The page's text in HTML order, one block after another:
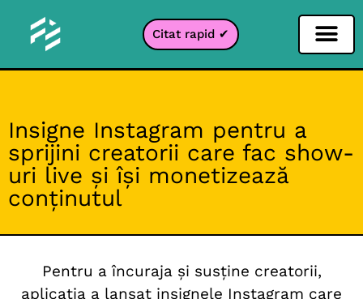
Citat rapid ✔
Insigne Instagram pentru a
sprijini creatorii care fac show-
uri live și își monetizează
conținutul
Pentru a încuraja și susține creatorii,
aplicația a lansat insignele Instagram care